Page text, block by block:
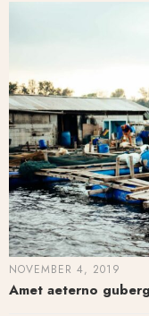
NOVEMBER 4, 2019
Amet aeterno